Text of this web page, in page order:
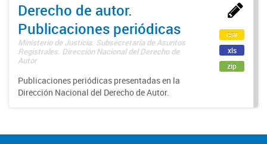
Derecho de autor.
Publicaciones periódicas
Ministerio de Justicia. Subsecretaría de Asuntos
Registrales. Dirección Nacional del Derecho de
Autor
Publicaciones periódicas presentadas en la
Dirección Nacional del Derecho de Autor.
csv
xls
zip